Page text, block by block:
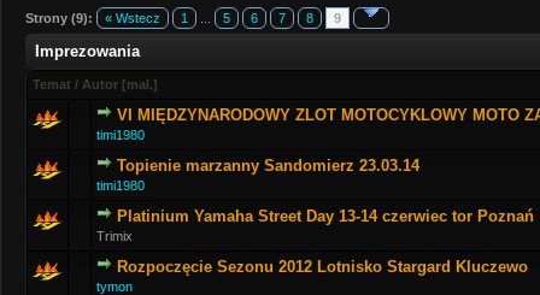
Strony (9): « Wstecz 1 5 6 7 8 9
Imprezowania
Temat / Autor [mal.]
VI MIĘDZYNARODOWY ZLOT MOTOCYKLOWY MOTO
timi1980
Topienie marzanny Sandomierz 23.03.14
timi1980
Platinium Yamaha Street Day 13-14 czerwiec tor Poznań
Trimix
Rozpoczęcie Sezonu 2012 Lotnisko Stargard Kluczewo
tymon